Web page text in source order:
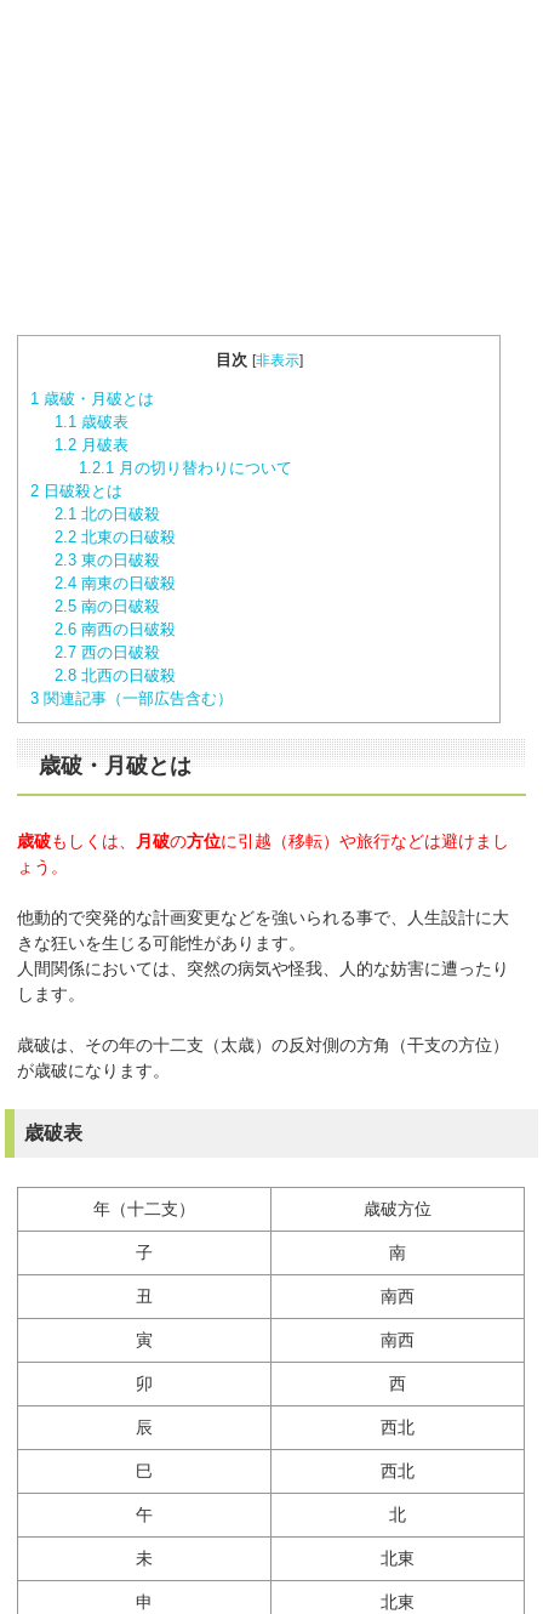
目次 [非表示]
1 歳破・月破とは
1.1 歳破表
1.2 月破表
1.2.1 月の切り替わりについて
2 日破殺とは
2.1 北の日破殺
2.2 北東の日破殺
2.3 東の日破殺
2.4 南東の日破殺
2.5 南の日破殺
2.6 南西の日破殺
2.7 西の日破殺
2.8 北西の日破殺
3 関連記事（一部広告含む）
歳破・月破とは
歳破もしくは、 月破の方位に引越（移転）や旅行などは避けまし
ょう。
他動的で突発的な計画変更などを強いられる事で、人生設計に大
きな狂いを生じる可能性があります。
人間関係においては、突然の病気や怪我、人的な妨害に遭ったり
します。
歳破は、その年の十二支（太歳）の反対側の方角（干支の方位）
が歳破になります。
歳破表
年（十二支） 歳破方位
子 南
丑 南西
寅 南西
卯 西
辰 西北
巳 西北
午 北
未 北東
申 北東